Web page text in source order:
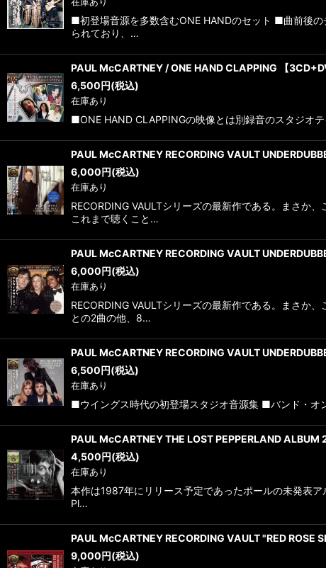
■初登場音源を多数含むONE HANDのセット ■曲前後の
られており、…
PAUL McCARTNEY / ONE HAND CLAPPING 【
6,500円(税込)
在庫あり
■ONE HAND CLAPPINGの映像とは別録音のスタジオ
PAUL McCARTNEY RECORDING VAULT
6,000円(税込)
在庫あり
RECORDING VAULTシリーズの最新作である。まさか
これまで聴くこと…
PAUL McCARTNEY RECORDING VAULT
6,000円(税込)
在庫あり
RECORDING VAULTシリーズの最新作である。まさか
との2曲の他、8…
PAUL McCARTNEY RECORDING VAULT
6,500円(税込)
在庫あり
■ウイングス時代の初登場スタジオ音源集 ■バンド・オ
PAUL McCARTNEY THE LOST PEPPERLAND ALBUM
4,500円(税込)
在庫あり
本作は1987年にリリース予定であったポールの未発表
Pl…
PAUL McCARTNEY RECORDING VAULT "RED ROSE
9,000円(税込)